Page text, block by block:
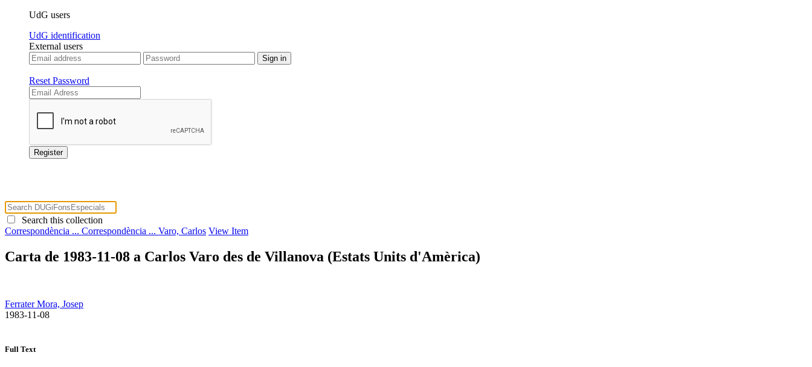
UdG users
UdG identification
External users
Reset Password
Search this collection
Correspondència ... Correspondència ... Varo, Carlos View Item
Carta de 1983-11-08 a Carlos Varo des de Villanova (Estats Units d'Amèrica)
Ferrater Mora, Josep
​ 1983-11-08
Full Text